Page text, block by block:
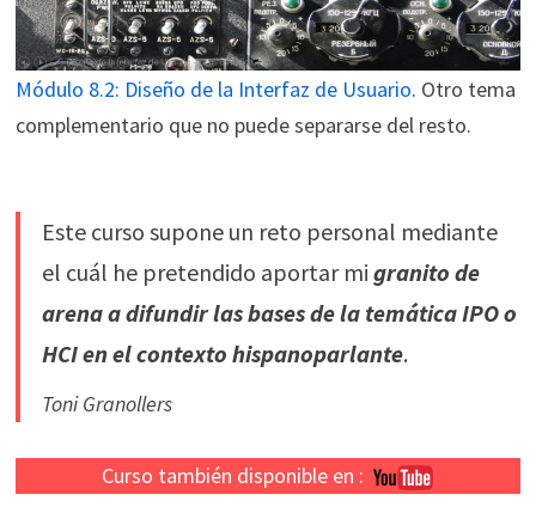
Módulo 8.2: Diseño de la Interfaz de Usuario. Otro tema
complementario que no puede separarse del resto.
Este curso supone un reto personal mediante
el cuál he pretendido aportar mi granito de
arena a difundir las bases de la temática IPO o
HCI en el contexto hispanoparlante.
Toni Granollers
Curso también disponible en :